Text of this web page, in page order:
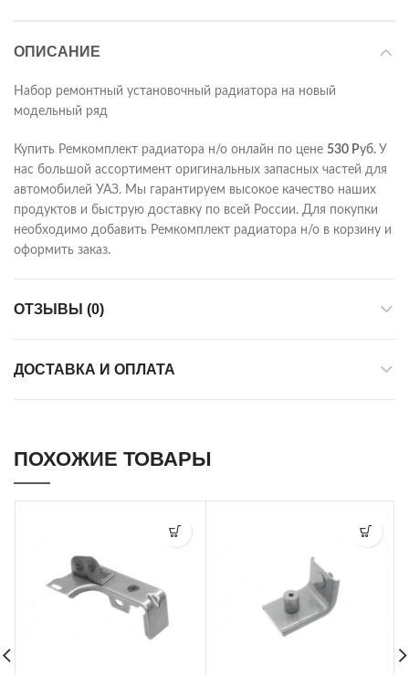
ОПИСАНИЕ
Набор ремонтный установочный радиатора на новый
модельный ряд
Купить Ремкомплект радиатора н/о онлайн по цене 530 Руб. У
нас большой ассортимент оригинальных запасных частей для
автомобилей УАЗ. Мы гарантируем высокое качество наших
продуктов и быструю доставку по всей России. Для покупки
необходимо добавить Ремкомплект радиатора н/о в корзину и
оформить заказ.
ОТЗЫВЫ (0)
ДОСТАВКА И ОПЛАТА
ПОХОЖИЕ ТОВАРЫ